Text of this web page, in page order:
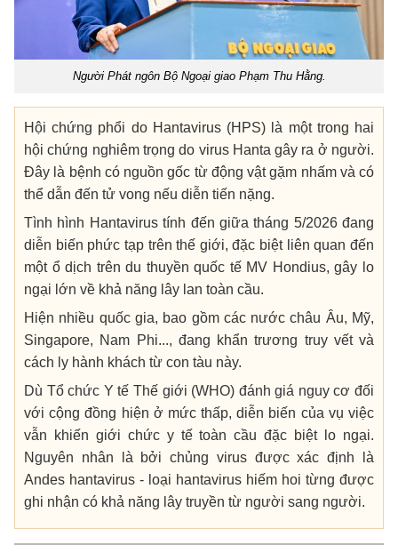
Người Phát ngôn Bộ Ngoại giao Phạm Thu Hằng.
Hội chứng phổi do Hantavirus (HPS) là một trong hai
hội chứng nghiêm trọng do virus Hanta gây ra ở người.
Đây là bệnh có nguồn gốc từ động vật gặm nhấm và có
thể dẫn đến tử vong nếu diễn tiến nặng.
Tình hình Hantavirus tính đến giữa tháng 5/2026 đang
diễn biến phức tạp trên thế giới, đặc biệt liên quan đến
một ổ dịch trên du thuyền quốc tế MV Hondius, gây lo
ngại lớn về khả năng lây lan toàn cầu.
Hiện nhiều quốc gia, bao gồm các nước châu Âu, Mỹ,
Singapore, Nam Phi..., đang khẩn trương truy vết và
cách ly hành khách từ con tàu này.
Dù Tổ chức Y tế Thế giới (WHO) đánh giá nguy cơ đối
với cộng đồng hiện ở mức thấp, diễn biến của vụ việc
vẫn khiến giới chức y tế toàn cầu đặc biệt lo ngại.
Nguyên nhân là bởi chủng virus được xác định là
Andes hantavirus - loại hantavirus hiếm hoi từng được
ghi nhận có khả năng lây truyền từ người sang người.